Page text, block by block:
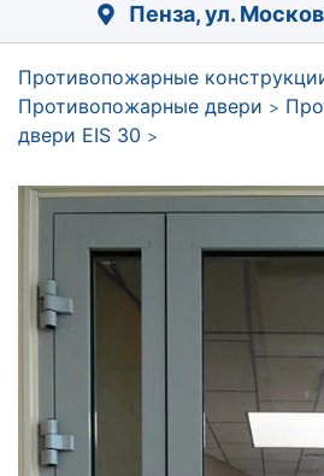
Пенза, ул.
Противопожарные
Противопожарные двери >
двери EIS 30 >